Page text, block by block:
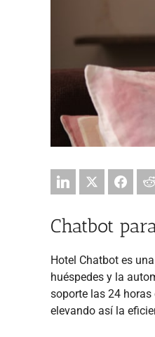
Chatbot
Hotel Chatbot es
huéspedes y la
soporte las 24
elevando así la